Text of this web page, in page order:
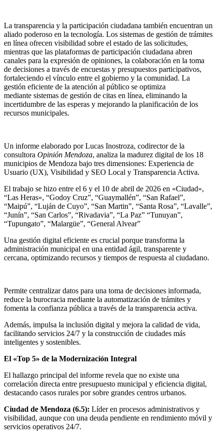
La transparencia y la participación ciudadana también encuentran un
aliado poderoso en la tecnología. Los sistemas de gestión de trámites
en línea ofrecen visibilidad sobre el estado de las solicitudes,
mientras que las plataformas de participación ciudadana abren
canales para la expresión de opiniones, la colaboración en la toma
de decisiones a través de encuestas y presupuestos participativos,
fortaleciendo el vínculo entre el gobierno y la comunidad. La
gestión eficiente de la atención al público se optimiza
mediante sistemas de gestión de citas en línea, eliminando la
incertidumbre de las esperas y mejorando la planificación de los
recursos municipales.
Un informe elaborado por Lucas Inostroza, codirector de la
consultora Opinión Mendoza, analiza la madurez digital de los 18
municipios de Mendoza bajo tres dimensiones: Experiencia de
Usuario (UX), Visibilidad y SEO Local y Transparencia Activa.
El trabajo se hizo entre el 6 y el 10 de abril de 2026 en «Ciudad»,
“Las Heras», “Godoy Cruz”, “Guaymallén”, “San Rafael”,
“Maipú”, “Luján de Cuyo”, “San Martin”, “Santa Rosa”, “Lavalle”,
“Junín”, “San Carlos”, “Rivadavia”, “La Paz” “Tunuyan”,
“Tupungato”, “Malargüe”, “General Alvear”
Una gestión digital eficiente es crucial porque transforma la
administración municipal en una entidad ágil, transparente y
cercana, optimizando recursos y tiempos de respuesta al ciudadano.
Permite centralizar datos para una toma de decisiones informada,
reduce la burocracia mediante la automatización de trámites y
fomenta la confianza pública a través de la transparencia activa.
Además, impulsa la inclusión digital y mejora la calidad de vida,
facilitando servicios 24/7 y la construcción de ciudades más
inteligentes y sostenibles.
El «Top 5» de la Modernización Integral
El hallazgo principal del informe revela que no existe una
correlación directa entre presupuesto municipal y eficiencia digital,
destacando casos rurales por sobre grandes centros urbanos.
Ciudad de Mendoza (6.5): Líder en procesos administrativos y
visibilidad, aunque con una deuda pendiente en rendimiento móvil y
servicios operativos 24/7.